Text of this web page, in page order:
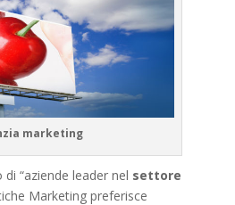
marketing
“aziende leader nel settore
Marketing preferisce